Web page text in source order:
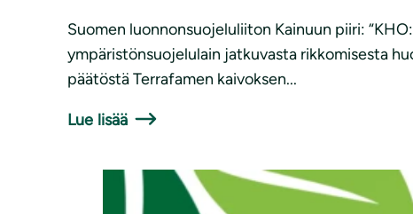
Suomen luonnonsuojeluliiton Kainuun piiri:
ympäristönsuojelulain jatkuvasta rikkomisesta
päätöstä Terrafamen kaivoksen...
Lue lisää